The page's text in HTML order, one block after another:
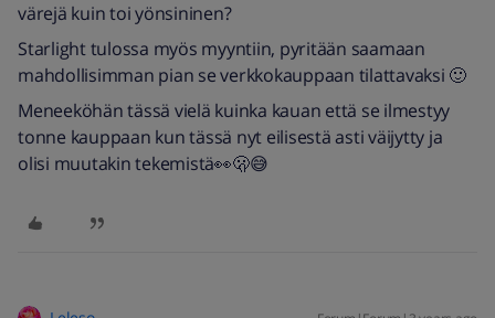
värejä kuin toi yönsininen?
Starlight tulossa myös myyntiin, pyritään saamaan
mahdollisimman pian se verkkokauppaan tilattavaksi 🙂
Meneeköhän tässä vielä kuinka kauan että se ilmestyy
tonne kauppaan kun tässä nyt eilisestä asti väijytty ja
olisi muutakin tekemistä👀🫢😅